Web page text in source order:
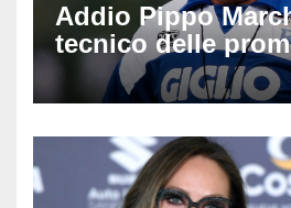
Addio Pippo
tecnico delle
scritto pagine
del nostro calcio»